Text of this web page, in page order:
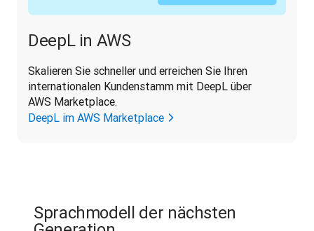
DeepL in AWS
Skalieren Sie schneller und erreichen Sie Ihren
internationalen Kundenstamm mit DeepL über
AWS Marketplace.
DeepL im AWS Marketplace
Sprachmodell der nächsten